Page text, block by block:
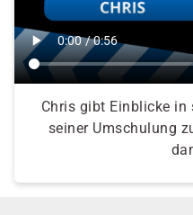
Chris gibt Einblicke in
seiner Umschulung